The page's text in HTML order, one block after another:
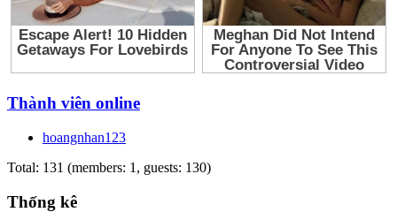
Thành viên online
hoangnhan123
Total: 131 (members: 1, guests: 130)
Thống kê